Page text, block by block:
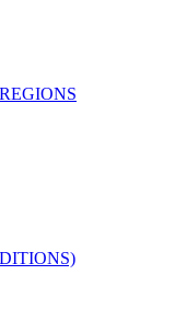
uns zur Aufgabe
und der
Jahren das
von deutschen
gerne
aus der Umwelt
unseres